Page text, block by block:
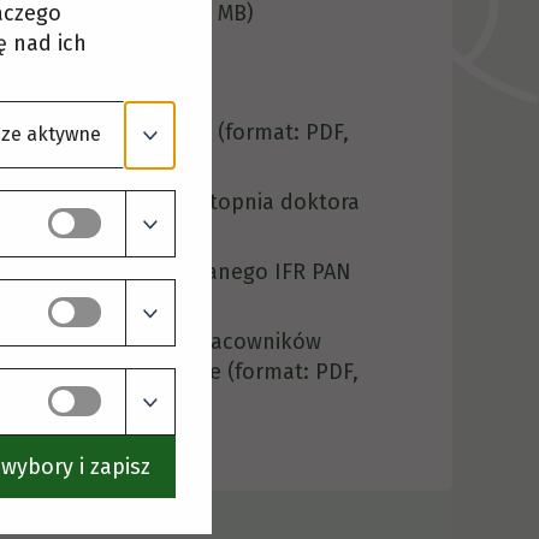
PDF, Rozmiar: 0.18 MB)
Rozmiar: 0.92 MB)
2.16 MB)
doktora w IFR PAN (format: PDF,
w sprawie nadania stopnia doktora
MB)
doktora habilitowanego IFR PAN
o mianowanie pracowników
PAN w Krakowie (format: PDF,
1.42 MB)
nad ich
aktywne
i zapisz